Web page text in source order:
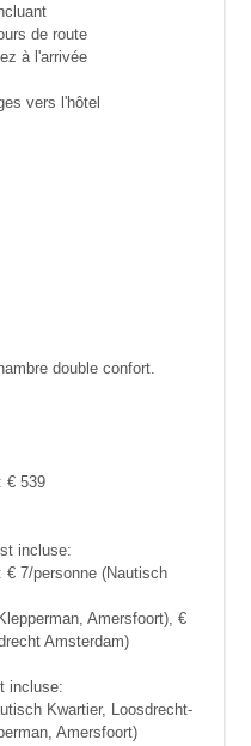
de route
à l'arrivée
vers l'hôtel
double confort.
€ 539
incluse:
€ 7/personne (Nautisch
Amersfoort), €
Amsterdam)
incluse:
Kwartier, Loosdrecht-
Amersfoort)